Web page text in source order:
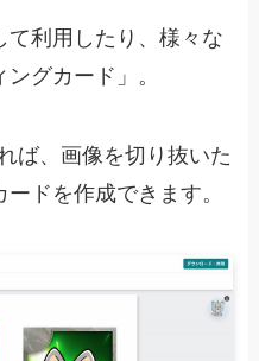
て利用したり、様々な
グカード」。
ば、画像を切り抜いた
ドを作成できます。